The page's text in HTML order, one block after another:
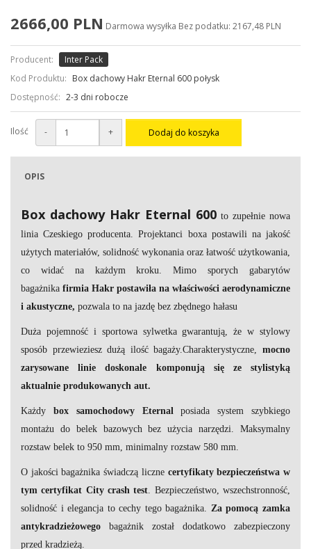
2666,00 PLN Darmowa wysyłka Bez podatku: 2167,48 PLN
Producent:
Inter Pack
Kod Produktu: Box dachowy Hakr Eternal 600 połysk
Dostępność: 2-3 dni robocze
Ilość - + Dodaj do koszyka
OPIS
Box dachowy Hakr Eternal 600 to zupełnie nowa
linia Czeskiego producenta. Projektanci boxa postawili na jakość
użytych materiałów, solidność wykonania oraz łatwość użytkowania,
co widać na każdym kroku. Mimo sporych gabarytów
bagażnika firmia Hakr postawiła na właściwości aerodynamiczne
i akustyczne, pozwala to na jazdę bez zbędnego hałasu
Duża pojemność i sportowa sylwetka gwarantują, że w stylowy
sposób przewieziesz dużą ilość bagaży.Charakterystyczne, mocno
zarysowane linie doskonale komponują się ze stylistyką
aktualnie produkowanych aut.
Każdy box samochodowy Eternalposiada system szybkiego
montażu do belek bazowych bez użycia narzędzi. Maksymalny
rozstaw belek to 950 mm, minimalny rozstaw 580 mm.
O jakości bagażnika świadczą liczne certyfikaty bezpieczeństwa w
tym certyfikat City crash test. Bezpieczeństwo, wszechstronność,
solidność i elegancja to cechy tego bagażnika. Za pomocą zamka
antykradzieżowego bagażnik został dodatkowo zabezpieczony
przed kradzieżą.